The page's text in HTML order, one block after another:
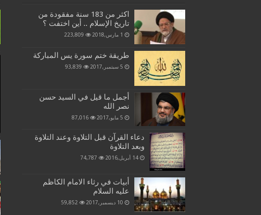
اكثر من 183 سنة مفقودة من
تاريخ الإسلام .. أين اختفت ؟
1 مارس,2018 223,809
طريقة ختم سورة يس المباركة
5 سبتمبر,2017 93,839
أجمل ما قيل في السيد حسن
نصر الله
5 مايو,2017 87,016
دعاء القرآن قبل التلاوة وعند التلاوة
وبعد التلاوة
14 أبريل,2016 74,787
أبيات في رثاء الامام الكاظم
عليه السلام
10 ديسمبر,2017 59,852